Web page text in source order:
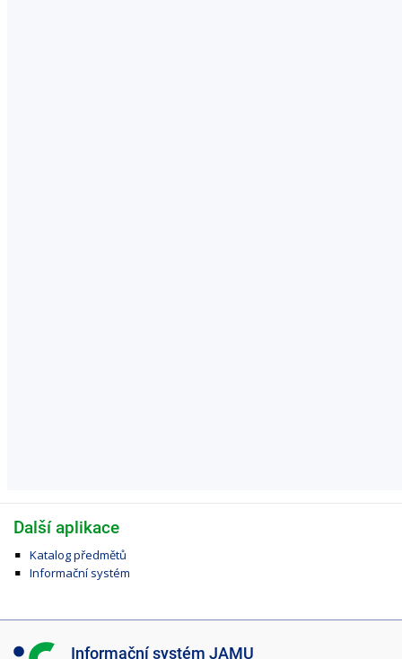
Další aplikace
Katalog předmětů
Informační systém
I Informační systém JAMU